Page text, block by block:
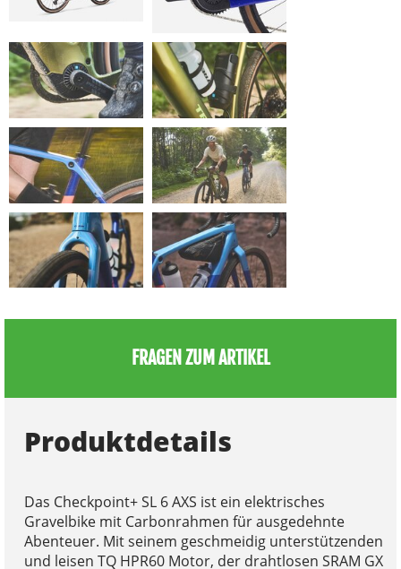
FRAGEN ZUM ARTIKEL
Produktdetails
Das Checkpoint+ SL 6 AXS ist ein elektrisches
Gravelbike mit Carbonrahmen für ausgedehnte
Abenteuer. Mit seinem geschmeidig unterstützenden
und leisen TQ HPR60 Motor, der drahtlosen SRAM GX